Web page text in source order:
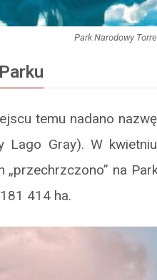
Park Narodowy
temu nadano
Lago Gray). W
„przechrzczono” na
414 ha.